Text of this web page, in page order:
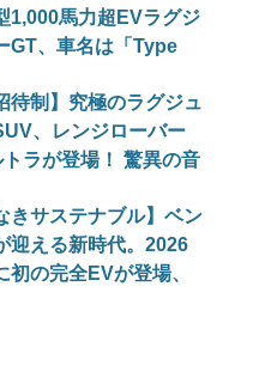
1,000馬力超EVラグジ
GT、車名は「Type
待制】究極のラグジュ
、レンジローバー
ラが登場！ 驚異の音
きサステナブル】ベン
迎える新時代。2026
初の完全EVが登場、